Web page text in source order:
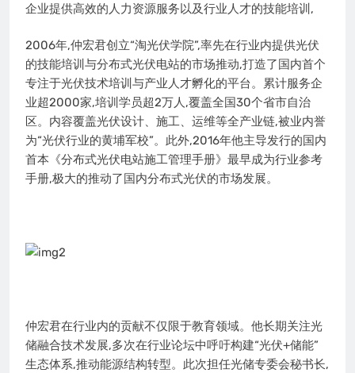
企业提供高效的人力资源服务以及行业人才的技能培训,
2006年,仲宏君创立“淘光伏学院”,率先在行业内提供光伏
的技能培训与分布式光伏电站的市场推动,打造了国内首个
专注于光伏技术培训与产业人才孵化的平台。累计服务企
业超2000家,培训学员超2万人,覆盖全国30个省市自治
区。内容覆盖光伏设计、施工、运维等全产业链,被业内誉
为“光伏行业的黄埔军校”。此外,2016年他主导发行的国内
首本《分布式光伏电站施工管理手册》最早成为行业参考
手册,极大的推动了国内分布式光伏的市场发展。
仲宏君在行业内的贡献不仅限于教育领域。他长期关注光
储融合技术发展,多次在行业论坛中呼吁构建“光伏+储能”
生态体系,推动能源结构转型。此次担任光储专委会秘书长,